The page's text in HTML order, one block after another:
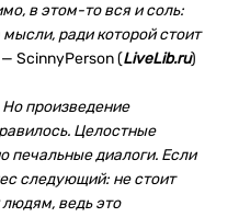
в этом-то вся и соль:
ради которой стоит
— ScinnyPerson (LiveLib.ru)
произведение
Целостные
печальные диалоги. Если
следующий: не стоит
людям, ведь это